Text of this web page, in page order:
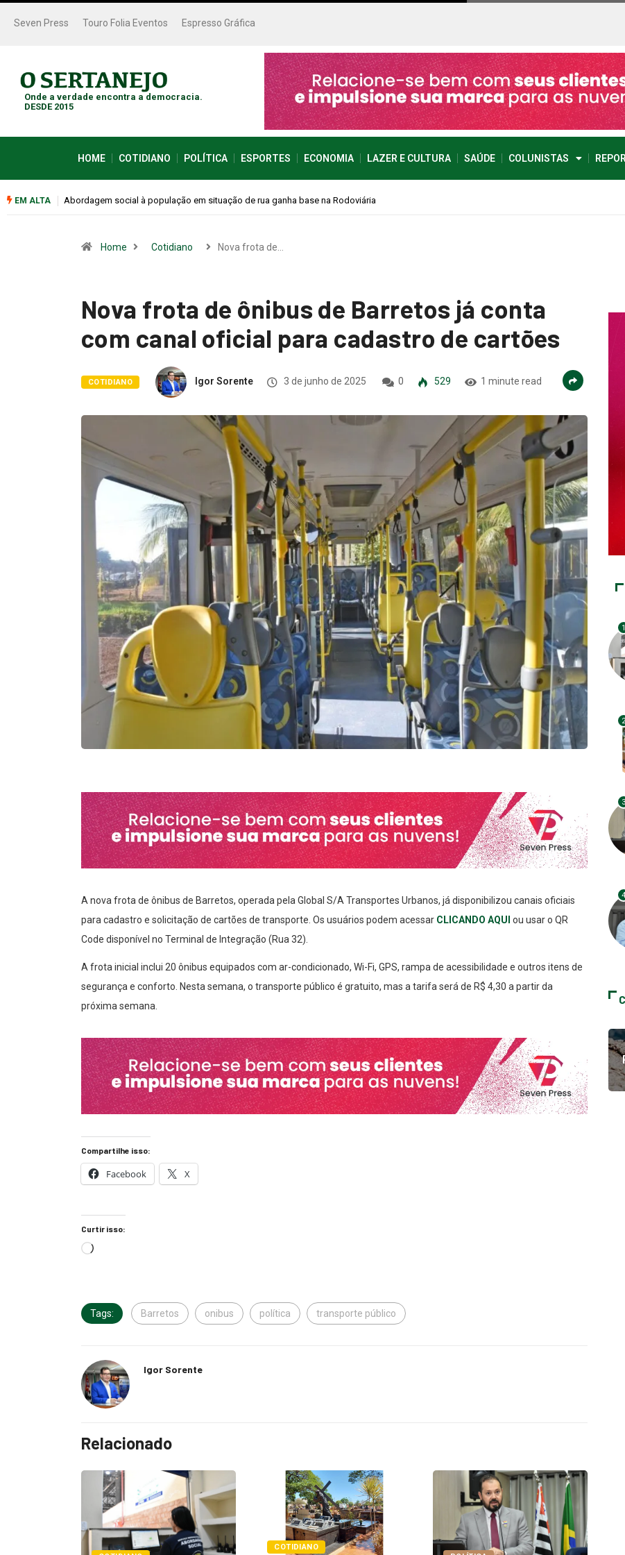
Seven Press Touro Folia Eventos Espresso Gráfica
Onde a verdade encontra a democracia.
DESDE 2015
HOME COTIDIANO POLÍTICA ESPORTES ECONOMIA LAZER E CULTURA SAÚDE COLUNISTAS
EM ALTA
na RodoviáriaCemitérios terão horário especial e missas no Dia dos Pais
Home Cotidiano Nova frota de…
Nova frota de ônibus de Barretos já conta
com canal oficial para cadastro de cartões
COTIDIANO Igor Sorente 3 de junho de 2025 0 529 1 minute read
A nova frota de ônibus de Barretos, operada pela Global S/A Transportes Urbanos, já disponibilizou canais oficiais
para cadastro e solicitação de cartões de transporte. Os usuários podem acessar CLICANDO AQUI ou usar o QR
Code disponível no Terminal de Integração (Rua 32).
A frota inicial inclui 20 ônibus equipados com ar-condicionado, Wi-Fi, GPS, rampa de acessibilidade e outros itens de
segurança e conforto. Nesta semana, o transporte público é gratuito, mas a tarifa será de R$ 4,30 a partir da
próxima semana.
Compartilhe isso:
Facebook X
Curtir isso:
Tags: Barretos onibus política transporte público
Igor Sorente
Relacionado
COTIDIANO
1
2
3
4